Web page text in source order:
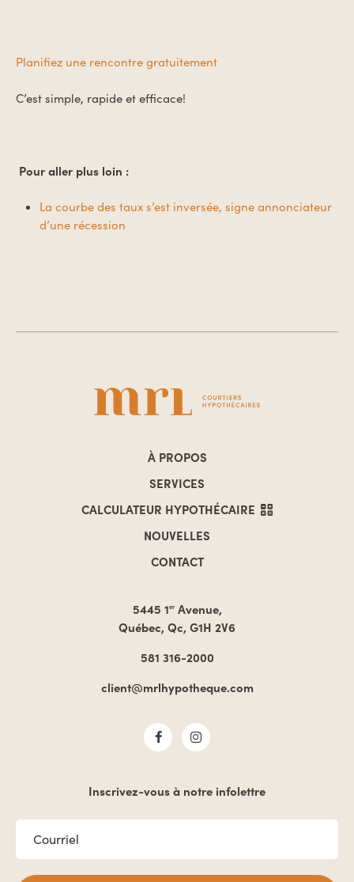
Planifiez une rencontre gratuitement
C’est simple, rapide et efficace!
Pour aller plus loin :
La courbe des taux s’est inversée, signe annonciateur
d’une récession
À PROPOS
SERVICES
CALCULATEUR HYPOTHÉCAIRE
NOUVELLES
CONTACT
5445 1erAvenue,
Québec, Qc, G1H 2V6
581 316-2000
client@mrlhypotheque.com
Inscrivez-vous à notre infolettre